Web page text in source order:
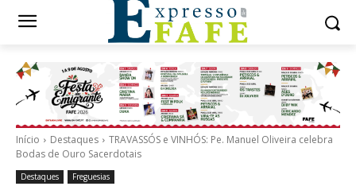
Início Destaques
TRAVASSÓS e VINHÓS: Pe. Manuel Oliveira celebra
Bodas de Ouro Sacerdotais
Destaques Freguesias